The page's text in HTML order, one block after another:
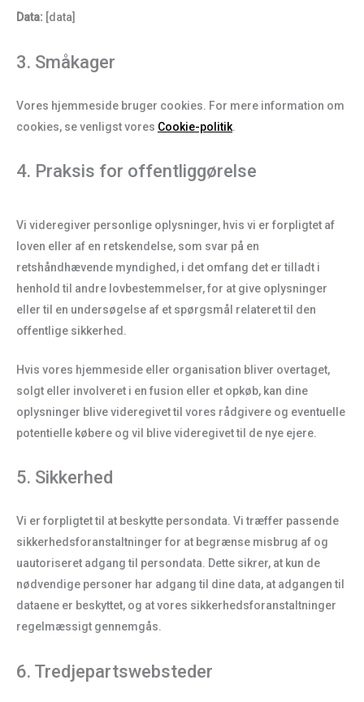
Data: [data]
3. Småkager
Vores hjemmeside bruger cookies. For mere information om
cookies, se venligst vores Cookie-politik.
4. Praksis for offentliggørelse
Vi videregiver personlige oplysninger, hvis vi er forpligtet af
loven eller af en retskendelse, som svar på en
retshåndhævende myndighed, i det omfang det er tilladt i
henhold til andre lovbestemmelser, for at give oplysninger
eller til en undersøgelse af et spørgsmål relateret til den
offentlige sikkerhed.
Hvis vores hjemmeside eller organisation bliver overtaget,
solgt eller involveret i en fusion eller et opkøb, kan dine
oplysninger blive videregivet til vores rådgivere og eventuelle
potentielle købere og vil blive videregivet til de nye ejere.
5. Sikkerhed
Vi er forpligtet til at beskytte persondata. Vi træffer passende
sikkerhedsforanstaltninger for at begrænse misbrug af og
uautoriseret adgang til persondata. Dette sikrer, at kun de
nødvendige personer har adgang til dine data, at adgangen til
dataene er beskyttet, og at vores sikkerhedsforanstaltninger
regelmæssigt gennemgås.
6. Tredjepartswebsteder